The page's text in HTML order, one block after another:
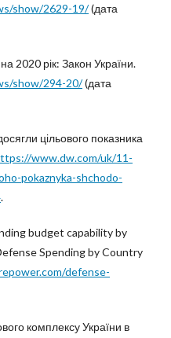
show/2629-19/(дата
2020 рік: Закон України.
show/294-20/(дата
цільового показника
www.dw.com/uk/11-
pokaznyka-shchodo-
.
budget capability by
Spending by Country
defense-
комплексу України в